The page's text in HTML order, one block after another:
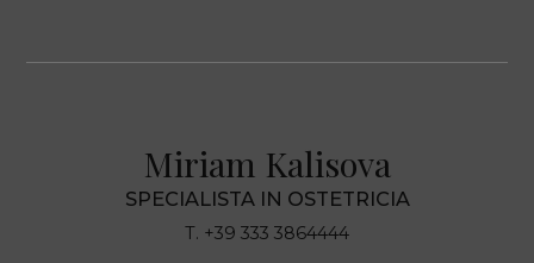
Miriam Kalisova
SPECIALISTA IN OSTETRICIA
T. +39 333 3864444